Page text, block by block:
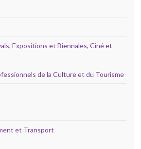
Expositions et Biennales, Ciné et
de la Culture et du Tourisme
et Transport